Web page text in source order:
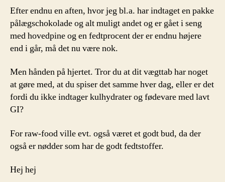
Efter endnu en aften, hvor jeg bl.a. har indtaget en pakke
pålægschokolade og alt muligt andet og er gået i seng
med hovedpine og en fedtprocent der er endnu højere
end i går, må det nu være nok.
Men hånden på hjertet. Tror du at dit vægttab har noget
at gøre med, at du spiser det samme hver dag, eller er det
fordi du ikke indtager kulhydrater og fødevare med lavt
GI?
For raw-food ville evt. også været et godt bud, da der
også er nødder som har de godt fedtstoffer.
Hej hej